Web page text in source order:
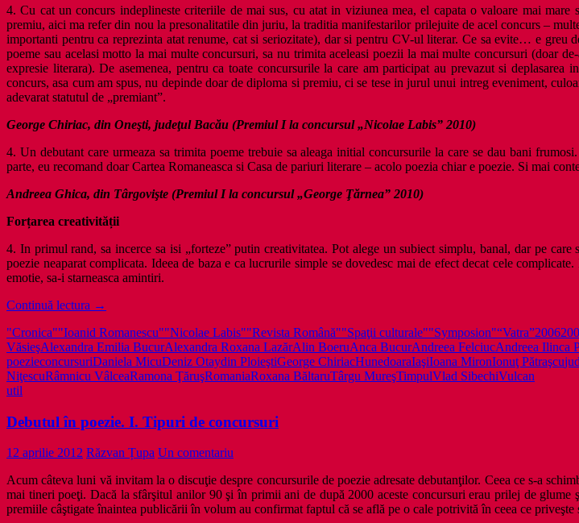
4. Cu cat un concurs indeplineste criteriile de mai sus, cu atat in viziunea mea, el capata o valoare mai
premiu, aici ma refer din nou la presonalitatile din juriu, la traditia manifestarilor prilejuite de acel concurs –
importanti pentru ca reprezinta atat renume, cat si seriozitate), dar si pentru CV-ul literar. Ce sa evite… e
poeme sau acelasi motto la mai multe concursuri, sa nu trimita aceleasi poezii la mai multe concursuri (doar
expresie literara). De asemenea, pentru ca toate concursurile la care am participat au prevazut si
concurs, asa cum am spus, nu depinde doar de diploma si premiu, ci se tese in jurul unui intreg eveniment,
adevarat statutul de „premiant”.
George Chiriac, din Oneşti, judeţul Bacău (Premiul I la concursul „Nicolae Labis” 2010)
4. Un debutant care urmeaza sa trimita poeme trebuie sa aleaga initial concursurile la care se dau bani
parte, eu recomand doar Cartea Romaneasca si Casa de pariuri literare – acolo poezia chiar e poezie. Si mai
Andreea Ghica, din Târgovişte (Premiul I la concursul „George Ţărnea” 2010)
Forțarea creativității
4. In primul rand, sa incerce sa isi „forteze” putin creativitatea. Pot alege un subiect simplu, banal, dar pe
poezie neaparat complicata. Ideea de baza e ca lucrurile simple se dovedesc mai de efect decat cele
emotie, sa-i starneasca amintiri.
Continuă lectura Debutul
poezie.
Debutanți
către
debutanți
→
"Cronica""Ioanid Romanescu""Nicolae Labis""Revista Română""Spaţii culturale""Symposion"“Vatra”2006
VăsieşAlexandra Emilia BucurAlexandra Roxana LazărAlin BoeruAnca BucurAndreea FelciucAndreea Ilinca
poezieconcursuriDaniela MicuDeniz Otaydin PloieştiGeorge ChiriacHunedoaraIaşiIoana MironIonuţ Pătraşcu
NiţescuRâmnicu VâlceaRamona ŢăruşRomaniaRoxana BăltaruTârgu MureşTimpulVlad SibechiVulcan
util
Debutul în poezie. I. Tipuri de concursuri
12 aprilie 2012 Răzvan Țupa Un comentariu
Acum câteva luni vă invitam la o discuţie despre concursurile de poezie adresate debutanţilor. Ceea ce s-a
mai tineri poeţi. Dacă la sfârşitul anilor 90 şi în primii ani de după 2000 aceste concursuri erau prilej de
premiile câştigate înaintea publicării în volum au confirmat faptul că se află pe o cale potrivită în ceea ce priveşte